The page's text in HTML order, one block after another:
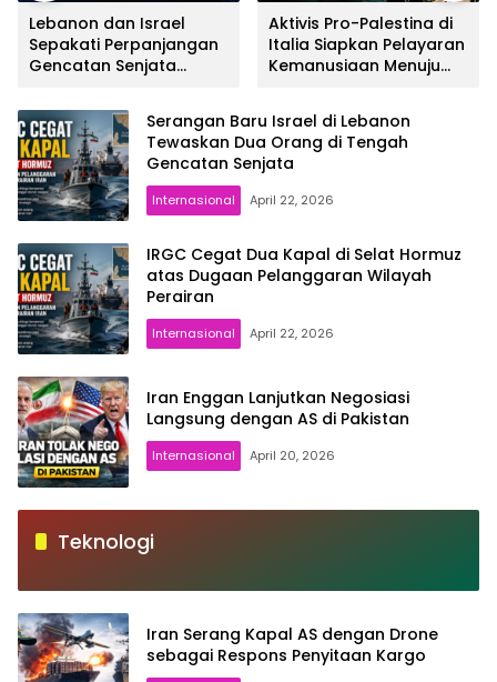
Lebanon dan Israel
Sepakati Perpanjangan
Gencatan Senjata
Aktivis Pro-Palestina di
Italia Siapkan Pelayaran
Kemanusiaan Menuju
Serangan Baru Israel di Lebanon
Tewaskan Dua Orang di Tengah
Gencatan Senjata
Internasional April 22, 2026
IRGC Cegat Dua Kapal di Selat Hormuz
atas Dugaan Pelanggaran Wilayah
Perairan
Internasional April 22, 2026
Iran Enggan Lanjutkan Negosiasi
Langsung dengan AS di Pakistan
Internasional April 20, 2026
Teknologi
Iran Serang Kapal AS dengan Drone
sebagai Respons Penyitaan Kargo